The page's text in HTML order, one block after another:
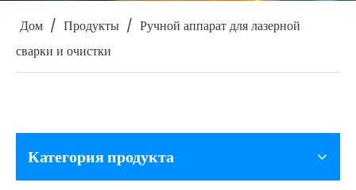
Дом / Продукты / Ручной аппарат для лазерной
сварки и очистки
Категория продукта